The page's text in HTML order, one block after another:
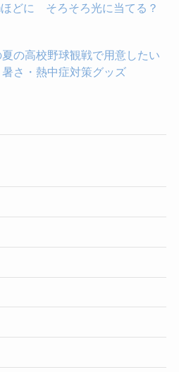
ほどに そろそろ光に当てる？
の高校野球観戦で用意したい
さ・熱中症対策グッズ